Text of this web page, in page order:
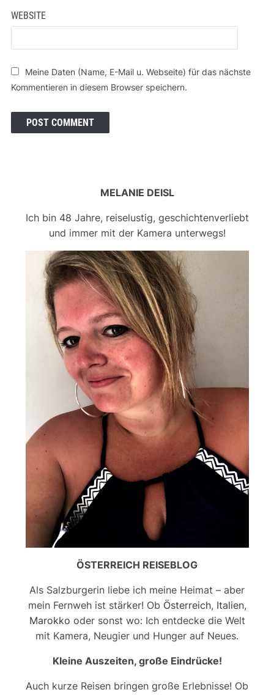
WEBSITE
Meine Daten (Name, E-Mail u. Webseite) für das nächste
Kommentieren in diesem Browser speichern.
MELANIE DEISL
Ich bin 48 Jahre, reiselustig, geschichtenverliebt
und immer mit der Kamera unterwegs!
ÖSTERREICH REISEBLOG
Als Salzburgerin liebe ich meine Heimat – aber
mein Fernweh ist stärker! Ob Österreich, Italien,
Marokko oder sonst wo: Ich entdecke die Welt
mit Kamera, Neugier und Hunger auf Neues.
Kleine Auszeiten, große Eindrücke!
Auch kurze Reisen bringen große Erlebnisse! Ob